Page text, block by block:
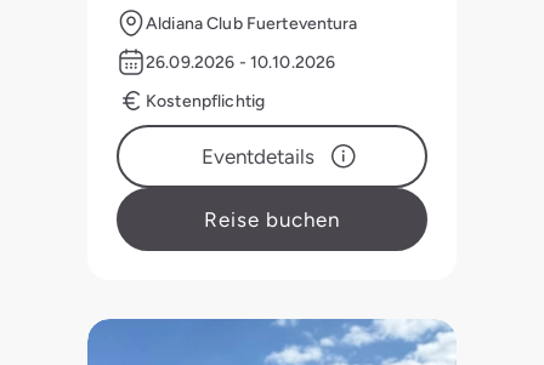
Manuel Alves zum Ass auf dem Platz zu
werden:
Aldiana Club Fuerteventura
26.09.2026 - 10.10.2026
Kostenpflichtig
Eventdetails
Reise buchen